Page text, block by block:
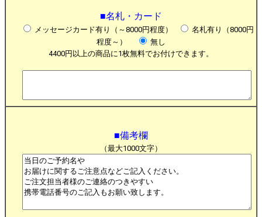
■名札・カード
メッセージカード有り（～8000円程度）
名札有り（8000円
程度～）
無し
4400円以上の商品に1枚無料でお付けできます。
■備考欄
（最大1000文字）